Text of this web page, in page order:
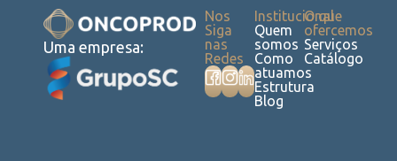
Uma empresa:
Institucional
Quem
somos
Como
atuamos
Estrutura
Blog
O que
ofercemos
Serviços
Catálogo
Nos
Siga
nas
Redes